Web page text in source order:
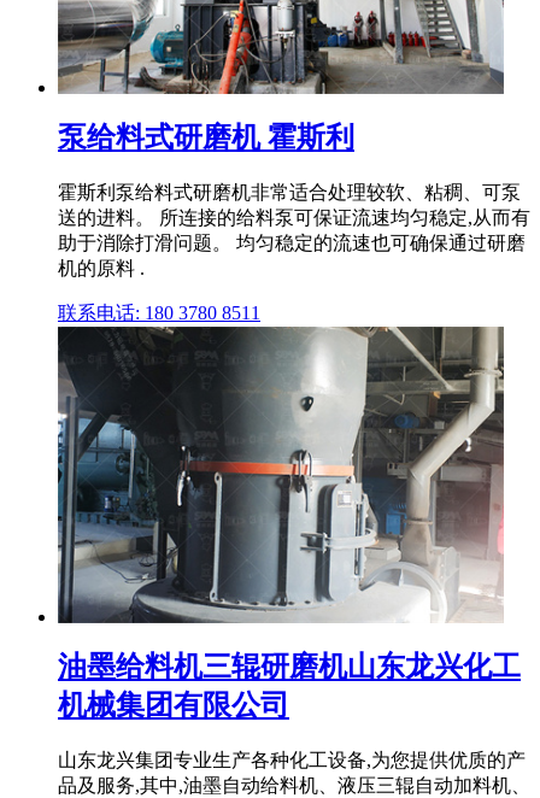
泵给料式研磨机 霍斯利
霍斯利泵给料式研磨机非常适合处理较软、粘稠、可泵
送的进料。 所连接的给料泵可保证流速均匀稳定,从而有
助于消除打滑问题。 均匀稳定的流速也可确保通过研磨
机的原料 .
联系电话: 180 3780 8511
油墨给料机三辊研磨机山东龙兴化工
机械集团有限公司
山东龙兴集团专业生产各种化工设备,为您提供优质的产
品及服务,其中,油墨自动给料机、液压三辊自动加料机、